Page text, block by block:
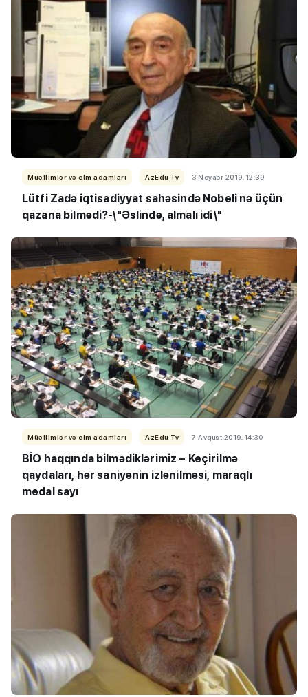
Müəllimlər və elm adamları AzEdu Tv 3 Noyabr 2019, 12:39
Lütfi Zadə iqtisadiyyat sahəsində Nobeli nə üçün
qazana bilmədi?-\"Əslində, almalı idi\"
Müəllimlər və elm adamları AzEdu Tv 7 Avqust 2019, 14:30
BİO haqqında bilmədiklərimiz – Keçirilmə
qaydaları, hər saniyənin izlənilməsi, maraqlı
medal sayı